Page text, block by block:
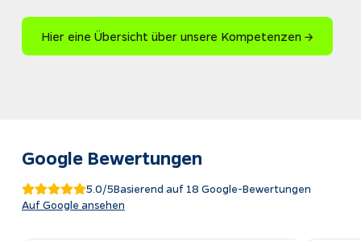
Hier eine Übersicht über unsere Kompetenzen →​​​​
Google Bewertungen
5.0/5Basierend auf 18 Google-Bewertungen
Auf Google ansehen